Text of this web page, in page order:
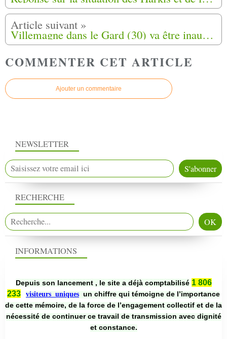
Villemagne dans le Gard (30) va être inaugurée le jeudi 7 juillet 2016 prochain une stèle en hommage aux 75 familles de harkis
COMMENTER CET ARTICLE
Ajouter un commentaire
NEWSLETTER
RECHERCHE
INFORMATIONS
Depuis son lancement , le site a déjà comptabilisé 1 806
233
visiteurs uniques un chiffre qui témoigne de l’importance
de cette mémoire, de la force de l’engagement collectif et de la
nécessité de continuer ce travail de transmission avec dignité
et constance.